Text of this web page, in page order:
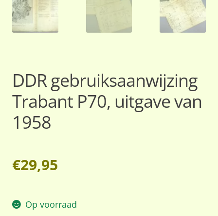
DDR gebruiksaanwijzing
Trabant P70, uitgave van
1958
€29,95
Op voorraad